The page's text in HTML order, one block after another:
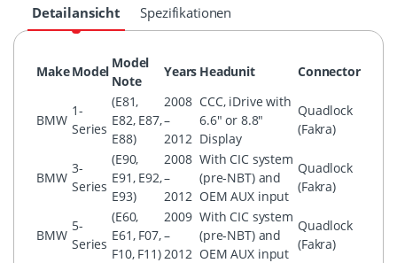
Detailansicht Spezifikationen
MakeModel
Model
Note
Years Headunit Connector
BMW
1-
Series
(E81,
E82, E87,
E88)
2008
–
2012
CCC, iDrive with
6.6″ or 8.8″
Display
Quadlock
(Fakra)
BMW
3-
Series
(E90,
E91, E92,
E93)
2008
–
2012
With CIC system
(pre-NBT) and
OEM AUX input
Quadlock
(Fakra)
BMW
5-
Series
(E60,
E61, F07,
F10, F11)
2009
–
2012
With CIC system
(pre-NBT) and
OEM AUX input
Quadlock
(Fakra)